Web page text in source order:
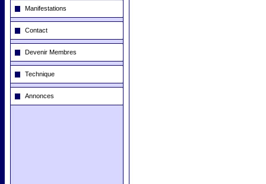
Manifestations
Contact
Devenir Membres
Technique
Annonces